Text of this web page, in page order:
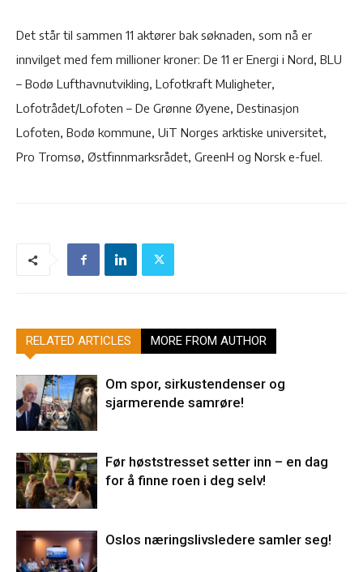
Det står til sammen 11 aktører bak søknaden, som nå er
innvilget med fem millioner kroner: De 11 er Energi i Nord, BLU
– Bodø Lufthavnutvikling, Lofotkraft Muligheter,
Lofotrådet/Lofoten – De Grønne Øyene, Destinasjon
Lofoten, Bodø kommune, UiT Norges arktiske universitet,
Pro Tromsø, Østfinnmarksrådet, GreenH og Norsk e-fuel.
RELATED ARTICLES MORE FROM AUTHOR
Om spor, sirkustendenser og
sjarmerende samrøre!
Før høststresset setter inn – en dag
for å finne roen i deg selv!
Oslos næringslivsledere samler seg!